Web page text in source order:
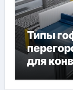
Типы
для